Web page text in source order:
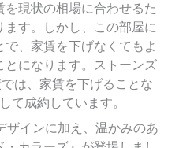
現状の相場に合わせるた
す。しかし、この部屋に
で、家賃を下げなくてもよ
とになります。ストーンズ
は、家賃を下げることな
て成約しています。
インに加え、温かみのあ